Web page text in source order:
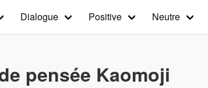
Dialogue Positive Neutre
pensée Kaomoji